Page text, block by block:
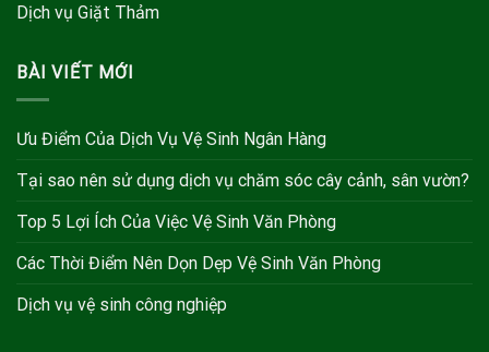
Dịch vụ Giặt Thảm
BÀI VIẾT MỚI
Ưu Điểm Của Dịch Vụ Vệ Sinh Ngân Hàng
Tại sao nên sử dụng dịch vụ chăm sóc cây cảnh, sân vườn?
Top 5 Lợi Ích Của Việc Vệ Sinh Văn Phòng
Các Thời Điểm Nên Dọn Dẹp Vệ Sinh Văn Phòng
Dịch vụ vệ sinh công nghiệp